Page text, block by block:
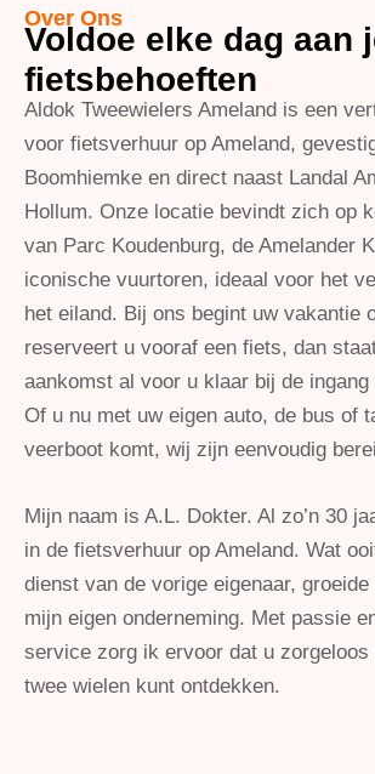
Over Ons
Voldoe elke dag aan
fietsbehoeften
Aldok Tweewielers Ameland is een
voor fietsverhuur op Ameland,
Boomhiemke en direct naast Landal
Hollum. Onze locatie bevindt zich op
van Parc Koudenburg, de Amelander
iconische vuurtoren, ideaal voor het
het eiland. Bij ons begint uw vakantie
reserveert u vooraf een fiets, dan
aankomst al voor u klaar bij de
Of u nu met uw eigen auto, de bus of
veerboot komt, wij zijn eenvoudig
Mijn naam is A.L. Dokter. Al zo’n 30
in de fietsverhuur op Ameland. Wat
dienst van de vorige eigenaar,
mijn eigen onderneming. Met passie
service zorg ik ervoor dat u zorgeloos
twee wielen kunt ontdekken.